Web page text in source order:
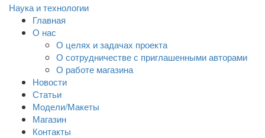
Наука и технологии
Главная
О нас
О целях и задачах проекта
О сотрудничестве с приглашенными авторами
О работе магазина
Новости
Статьи
Модели/Макеты
Магазин
Контакты